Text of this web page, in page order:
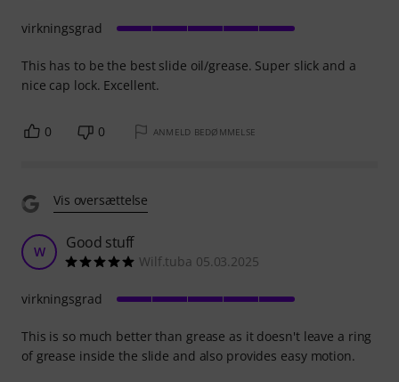
This has to be the best slide oil/grease. Super slick and a
nice cap lock. Excellent.
virkningsgrad
0 0 ANMELD BEDØMMELSE
Vis oversættelse
W Good stuff
Wilf.tuba 05.03.2025
This is so much better than grease as it doesn't leave a ring
of grease inside the slide and also provides easy motion.
virkningsgrad